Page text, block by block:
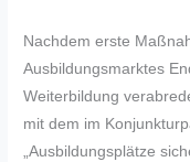
Nachdem erste
Ausbildungsmarktes
Weiterbildung
mit dem im
„Ausbildungsplätze